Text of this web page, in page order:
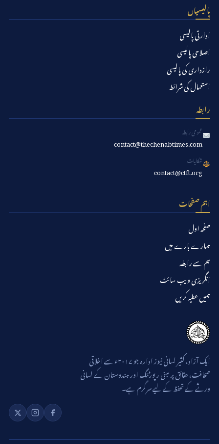
پالیسیاں
ادارتی پالیسی
اصلاحی پالیسی
رازداری کی پالیسی
استعمال کی شرائط
رابطہ
عمومی رابطہ
contact@thechenabtimes.com
شکایات
contact@ctft.org
اہم صفحات
صفحہ اول
ہمارے بارے میں
ہم سے رابطہ
انگریزی ویب سائٹ
ہمیں عطیہ کریں
ایک آزاد، کثیر لسانی نیوز ادارہ جو ۲۰۱۷ء سے اخلاقی
صحافت، حقائق پر مبنی رپورٹنگ اور ہندوستان کے لسانی
ورثے کے تحفظ کے لیے سرگرم ہے۔